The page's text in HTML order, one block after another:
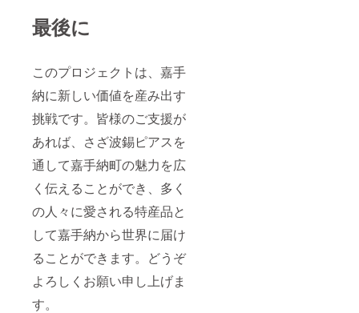
最後に
このプロジェクトは、嘉手
納に新しい価値を産み出す
挑戦です。皆様のご支援が
あれば、さざ波錫ピアスを
通して嘉手納町の魅力を広
く伝えることができ、多く
の人々に愛される特産品と
して嘉手納から世界に届け
ることができます。どうぞ
よろしくお願い申し上げま
す。